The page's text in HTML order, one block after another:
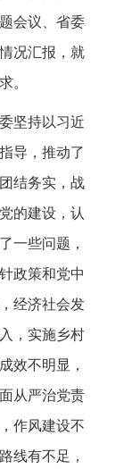
会议、省委
况汇报，就
。
坚持以习近
导，推动了
结务实，战
的建设，认
一些问题，
政策和党中
经济社会发
，实施乡村
效不明显，
从严治党责
作风建设不
线有不足，